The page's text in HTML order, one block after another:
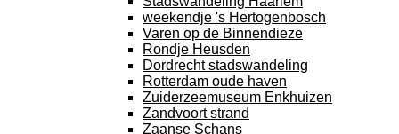
weekendje 's Hertogenbosch
Varen op de Binnendieze
Rondje Heusden
Dordrecht stadswandeling
Rotterdam oude haven
Zuiderzeemuseum Enkhuizen
Zandvoort strand
Zaanse Schans